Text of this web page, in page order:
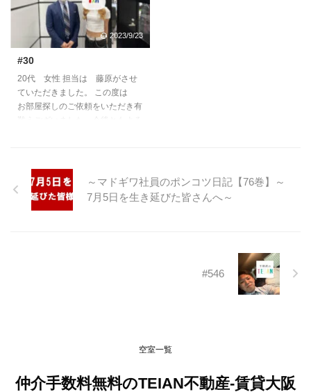
2023/9/23
#30
20代 女性 担当は 藤原がさせ
ていただきました。 この度は
お部屋探しのご依頼をいただき有
～マドギワ社員のポンコツ日記【76巻】～
7月5日を生き延びた皆さんへ～
#546
空室一覧
仲介手数料無料のTEIAN不動産-賃貸大阪